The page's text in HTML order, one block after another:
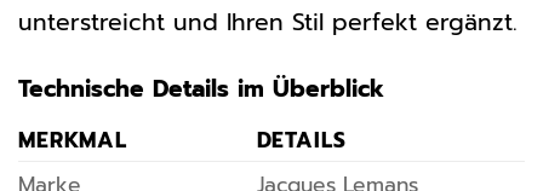
unterstreicht und Ihren Stil perfekt ergänzt.
Technische Details im Überblick
MERKMAL
DETAILS
Marke
Jacques Lemans